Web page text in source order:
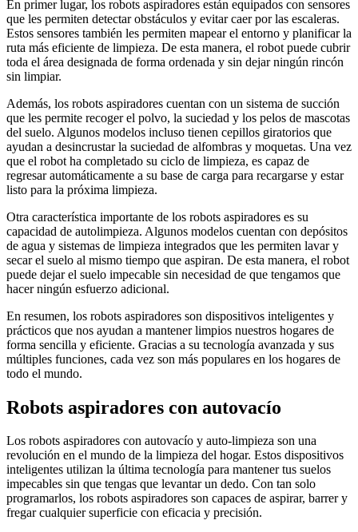
En primer lugar, los robots aspiradores están equipados con sensores
que les permiten detectar obstáculos y evitar caer por las escaleras.
Estos sensores también les permiten mapear el entorno y planificar la
ruta más eficiente de limpieza. De esta manera, el robot puede cubrir
toda el área designada de forma ordenada y sin dejar ningún rincón
sin limpiar.
Además, los robots aspiradores cuentan con un sistema de succión
que les permite recoger el polvo, la suciedad y los pelos de mascotas
del suelo. Algunos modelos incluso tienen cepillos giratorios que
ayudan a desincrustar la suciedad de alfombras y moquetas. Una vez
que el robot ha completado su ciclo de limpieza, es capaz de
regresar automáticamente a su base de carga para recargarse y estar
listo para la próxima limpieza.
Otra característica importante de los robots aspiradores es su
capacidad de autolimpieza. Algunos modelos cuentan con depósitos
de agua y sistemas de limpieza integrados que les permiten lavar y
secar el suelo al mismo tiempo que aspiran. De esta manera, el robot
puede dejar el suelo impecable sin necesidad de que tengamos que
hacer ningún esfuerzo adicional.
En resumen, los robots aspiradores son dispositivos inteligentes y
prácticos que nos ayudan a mantener limpios nuestros hogares de
forma sencilla y eficiente. Gracias a su tecnología avanzada y sus
múltiples funciones, cada vez son más populares en los hogares de
todo el mundo.
Robots aspiradores con autovacío
Los robots aspiradores con autovacío y auto-limpieza son una
revolución en el mundo de la limpieza del hogar. Estos dispositivos
inteligentes utilizan la última tecnología para mantener tus suelos
impecables sin que tengas que levantar un dedo. Con tan solo
programarlos, los robots aspiradores son capaces de aspirar, barrer y
fregar cualquier superficie con eficacia y precisión.